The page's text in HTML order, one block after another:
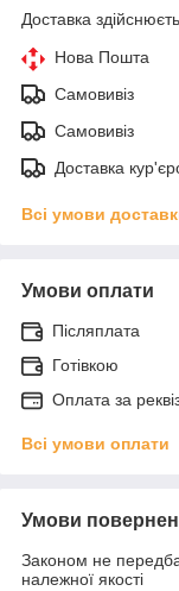
Доставка
Нова Пошта
Самовивіз
Самовивіз
Доставка
Всі умови
Умови оплати
Післяплата
Готівкою
Оплата за
Всі умови оплати
Умови
Законом не
належної якості